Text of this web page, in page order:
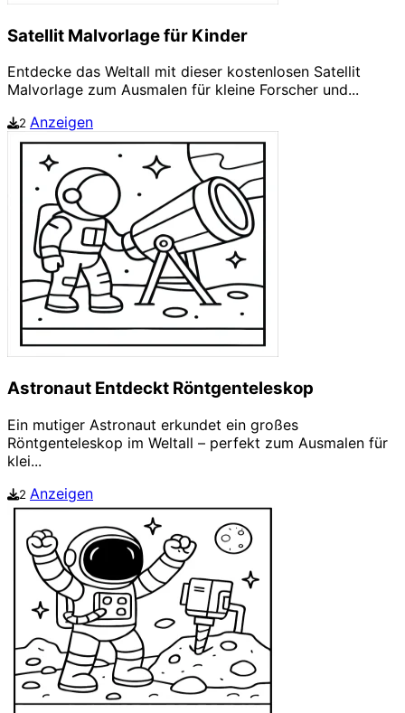
Satellit Malvorlage für Kinder
Entdecke das Weltall mit dieser kostenlosen Satellit
Malvorlage zum Ausmalen für kleine Forscher und...
2 Anzeigen
Astronaut Entdeckt Röntgenteleskop
Ein mutiger Astronaut erkundet ein großes
Röntgenteleskop im Weltall – perfekt zum Ausmalen für
klei...
2 Anzeigen